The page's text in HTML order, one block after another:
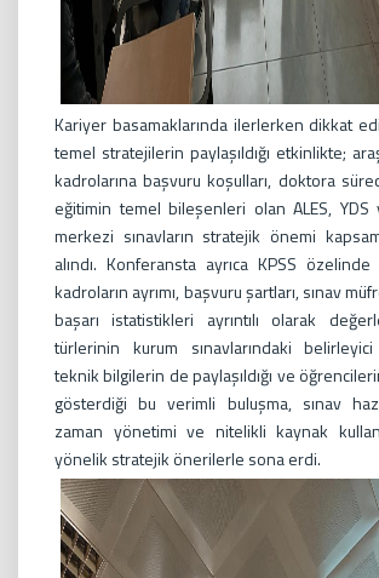
Kariyer basamaklarında ilerlerken dikkat
temel stratejilerin paylaşıldığı etkinlikte;
kadrolarına başvuru koşulları, doktora
eğitimin temel bileşenleri olan ALES, YDS
merkezi sınavların stratejik önemi
alındı. Konferansta ayrıca KPSS
kadroların ayrımı, başvuru şartları, sınav
başarı istatistikleri ayrıntılı olarak
türlerinin kurum sınavlarındaki
teknik bilgilerin de paylaşıldığı ve
gösterdiği bu verimli buluşma, sınav
zaman yönetimi ve nitelikli kaynak
yönelik stratejik önerilerle sona erdi.